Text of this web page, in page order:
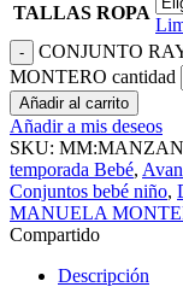
TALLAS ROPA
CONJUNTO
MONTERO cantidad
Añadir al carrito
Añadir a mis deseos
SKU:
temporada Bebé,
Conjuntos bebé niño,
MANUELA
Compartido
Descripción